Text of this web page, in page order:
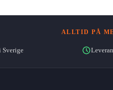
ALLTID PÅ
Sverige